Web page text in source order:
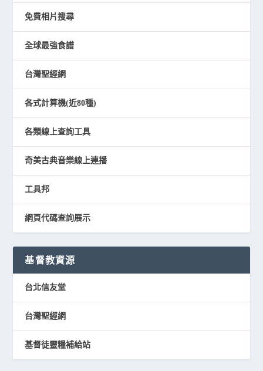
免費相片搜尋
全球最強食譜
台灣聖經網
各式計算機(近80種)
各類線上查詢工具
奇美古典音樂線上連播
工具邦
網頁代碼查詢展示
基督教資源
台北信友堂
台灣聖經網
基督徒靈糧補給站